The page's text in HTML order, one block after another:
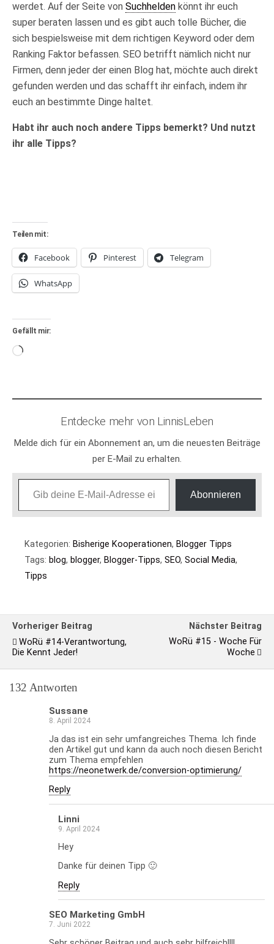
werdet. Auf der Seite von Suchhelden könnt ihr euch
super beraten lassen und es gibt auch tolle Bücher, die
sich bespielsweise mit dem richtigen Keyword oder dem
Ranking Faktor befassen. SEO betrifft nämlich nicht nur
Firmen, denn jeder der einen Blog hat, möchte auch direkt
gefunden werden und das schafft ihr einfach, indem ihr
euch an bestimmte Dinge haltet.
Habt ihr auch noch andere Tipps bemerkt? Und nutzt
ihr alle Tipps?
Teilen mit:
Facebook Pinterest Telegram
WhatsApp
Gefällt mir:
Wird
Entdecke mehr von LinnisLeben
Melde dich für ein Abonnement an, um die neuesten Beiträge
per E-Mail zu erhalten.
Gib deine E-Mail-Adresse ein ...
Abonnieren
Kategorien: Bisherige Kooperationen, Blogger Tipps
Tags: blog, blogger, Blogger-Tipps, SEO, Social Media,
Tipps
Vorheriger Beitrag
WoRü #14-Verantwortung,
Die Kennt Jeder!
Nächster Beitrag
WoRü #15 - Woche Für
Woche
132 Antworten
Sussane
8. April 2024
Ja das ist ein sehr umfangreiches Thema. Ich finde
den Artikel gut und kann da auch noch diesen Bericht
zum Thema empfehlen
https://neonetwerk.de/conversion-optimierung/
Reply
Linni
9. April 2024
Hey
Danke für deinen Tipp 🙂
Reply
SEO Marketing GmbH
7. Juni 2022